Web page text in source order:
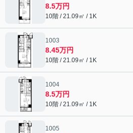
8.5万円
10階 / 21.09㎡ / 1K
1003
8.45万円
10階 / 21.09㎡ / 1K
1004
8.5万円
10階 / 21.09㎡ / 1K
1005